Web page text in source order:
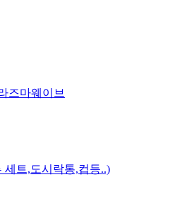
즈마웨이브
세트,도시락통,컵등..)